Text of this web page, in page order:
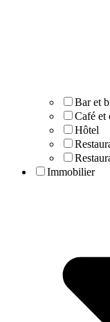
Bar et
Café et
Hôtel
Immobilier